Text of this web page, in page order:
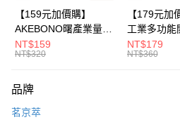
全盈+PAY
大哥付你分期
相關說明
2.付款方式選擇「大哥付你分期」，訂單
成交易。
運送方式
【159元加價購】
AKEBONO曙產業量米
杯漏斗組(白)/量米杯/
米桶/量米用具/任二件8
NT$159
NT$320
【179元加
工業多功能
瓶器/餐廚用
具/任二件8折
NT$179
NT$360
品牌
茗京萃